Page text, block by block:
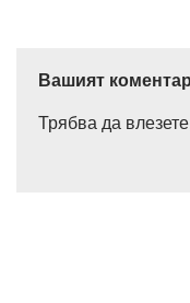
Вашият коментар
Трябва да влезете